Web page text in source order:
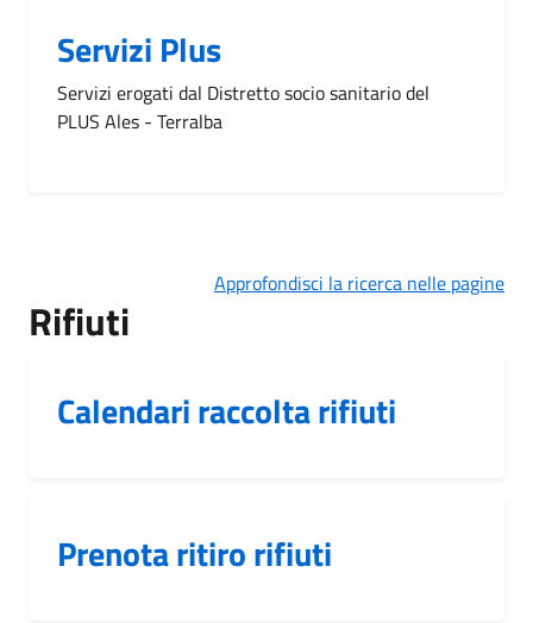
Servizi Plus
Servizi erogati dal Distretto socio sanitario del
PLUS Ales - Terralba
Approfondisci la ricerca nelle pagine
Rifiuti
Calendari raccolta rifiuti
Prenota ritiro rifiuti